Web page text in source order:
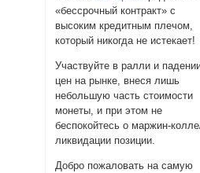
«бессрочный контракт» с
высоким кредитным плечом,
который никогда не истекает!
Участвуйте в ралли и
цен на рынке, внеся лишь
небольшую часть стоимости
монеты, и при этом не
беспокойтесь о маржин-
ликвидации позиции.
Добро пожаловать на самую